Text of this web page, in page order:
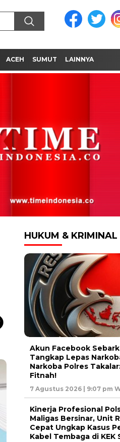
ACEH SUMUT LAINNYA
HUKUM & KRIMINAL
Akun Facebook
Tangkap Lepas
Narkoba Polres
Fitnah!
7 Agustus 2026 | 9:07 pm
Kinerja Profesional
Maligas Bersinar, Unit
Cepat Ungkap Kasus
Kabel Tembaga di KEK